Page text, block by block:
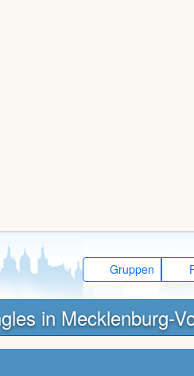
Gruppen
in Mecklenburg-